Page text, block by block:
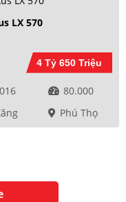
LX 570
4 Tỷ 650 Triệu
80.000
Phú Thọ